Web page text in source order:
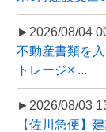
►2026/08/04
不動産書類を
トレージ× ...
►2026/08/03
【佐川急便】